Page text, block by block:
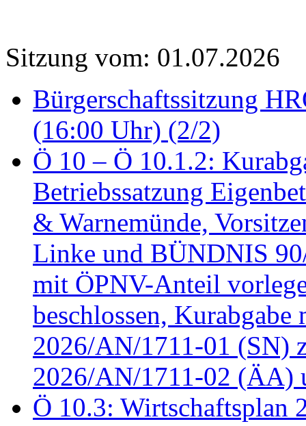
Sitzung vom: 01.07.2026
Bürgerschaftssitzung
(16:00 Uhr) (2/2)
Ö 10 – Ö 10.1.2:
Betriebssatzung
& Warnemünde,
Linke und BÜNDNIS
mit ÖPNV-Anteil
beschlossen,
2026/AN/1711-01 (SN)
2026/AN/1711-02 (ÄA)
Ö 10.3: Wirtschaftsplan